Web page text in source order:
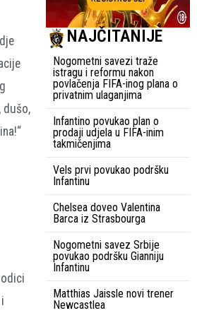
dušo,
NAJČITANIJE
Nogometni savezi traže
istragu i reformu nakon
povlačenja FIFA-inog plana o
privatnim ulaganjima
Infantino povukao plan o
prodaji udjela u FIFA-inim
takmičenjima
Vels prvi povukao podršku
Infantinu
Chelsea doveo Valentina
Barca iz Strasbourga
Nogometni savez Srbije
povukao podršku Gianniju
Infantinu
Matthias Jaissle novi trener
Newcastlea